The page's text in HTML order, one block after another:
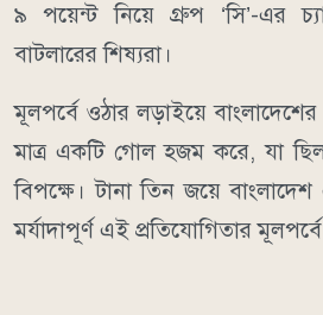
৯ পয়েন্ট নিয়ে গ্রুপ ‘সি’-এর
বাটলারের শিষ্যরা।
মূলপর্বে ওঠার লড়াইয়ে
মাত্র একটি গোল হজম করে, যা ছিল
বিপক্ষে। টানা তিন জয়ে
মর্যাদাপূর্ণ এই প্রতিযোগিতার